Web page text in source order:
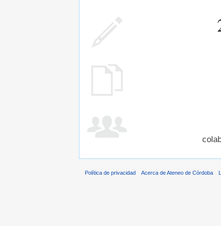
Política de privacidad Acerca de Ateneo de Córdoba